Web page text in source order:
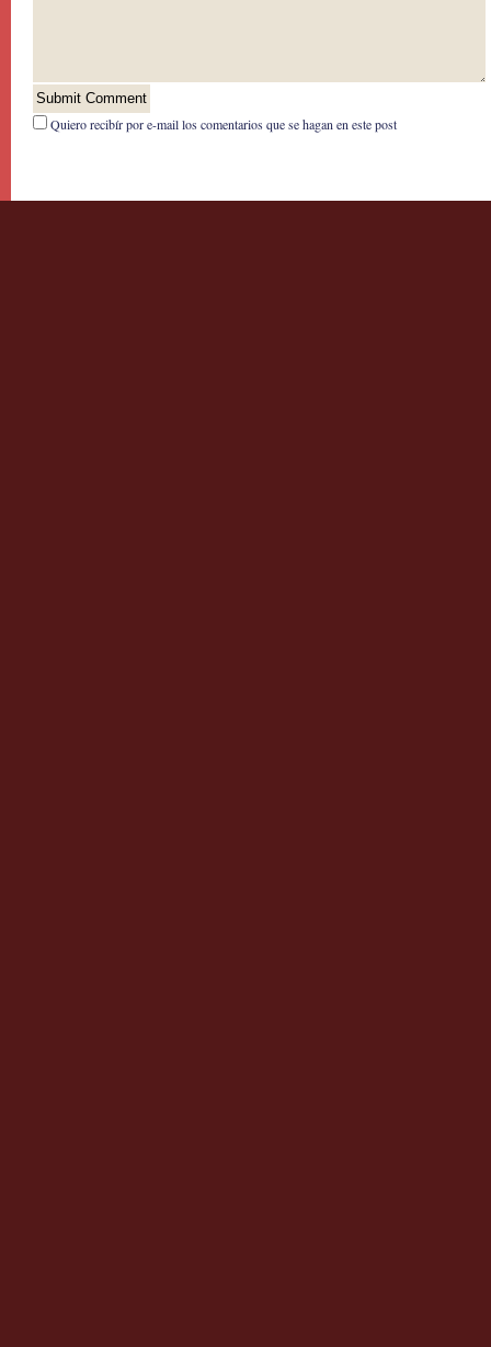
Quiero recibír por e-mail los comentarios que se hagan en este post